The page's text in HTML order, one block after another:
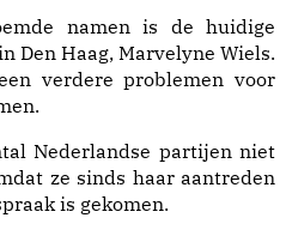
namen is de huidige
Den Haag, Marvelyne Wiels.
verdere problemen voor
Nederlandse partijen niet
ze sinds haar aantreden
is gekomen.